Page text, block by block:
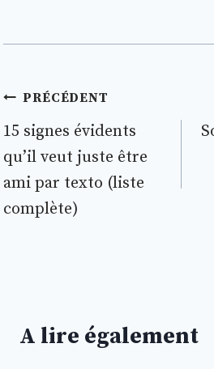
Navigation
de
l’article
PRÉCÉDENT
15 signes évidents
qu’il veut juste être
ami par texto (liste
complète)
A lire également